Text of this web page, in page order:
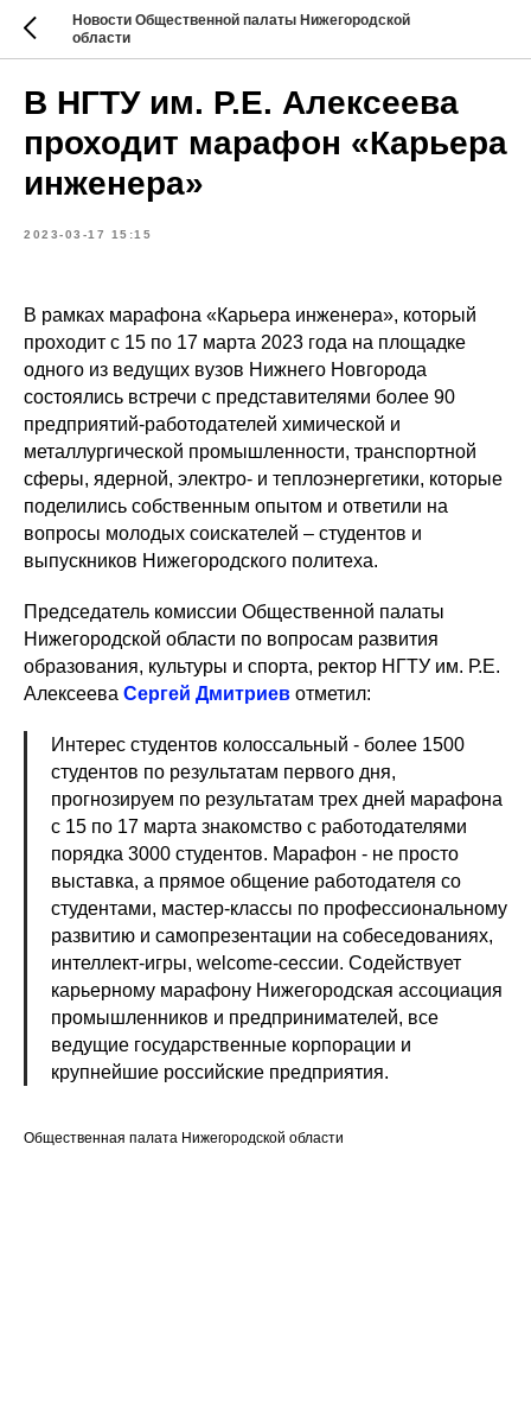
Новости Общественной палаты Нижегородской
области
В НГТУ им. Р.Е. Алексеева
проходит марафон «Карьера
инженера»
2023-03-17 15:15
В рамках марафона «Карьера инженера», который
проходит с 15 по 17 марта 2023 года на площадке
одного из ведущих вузов Нижнего Новгорода
состоялись встречи с представителями более 90
предприятий-работодателей химической и
металлургической промышленности, транспортной
сферы, ядерной, электро- и теплоэнергетики, которые
поделились собственным опытом и ответили на
вопросы молодых соискателей – студентов и
выпускников Нижегородского политеха.
Председатель комиссии Общественной палаты
Нижегородской области по вопросам развития
образования, культуры и спорта, ректор НГТУ им. Р.Е.
Алексеева Сергей Дмитриев отметил:
Интерес студентов колоссальный - более 1500
студентов по результатам первого дня,
прогнозируем по результатам трех дней марафона
с 15 по 17 марта знакомство с работодателями
порядка 3000 студентов. Марафон - не просто
выставка, а прямое общение работодателя со
студентами, мастер-классы по профессиональному
развитию и самопрезентации на собеседованиях,
интеллект-игры, welcome-сессии. Содействует
карьерному марафону Нижегородская ассоциация
промышленников и предпринимателей, все
ведущие государственные корпорации и
крупнейшие российские предприятия.
Общественная палата Нижегородской области